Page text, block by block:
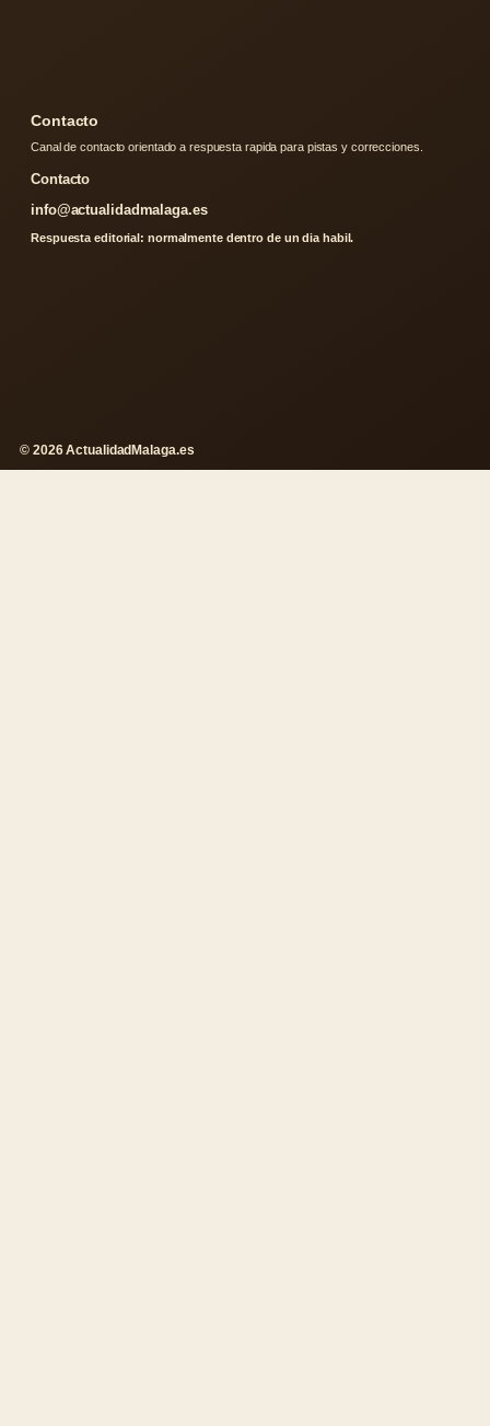
Contacto
Canal de contacto orientado a respuesta rapida para pistas y correcciones.
Contacto
info@actualidadmalaga.es
Respuesta editorial: normalmente dentro de un dia habil.
© 2026 ActualidadMalaga.es